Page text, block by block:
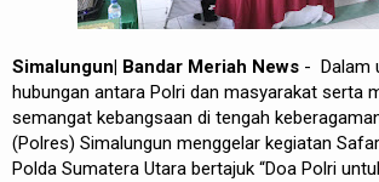
Simalungun| Bandar Meriah News - Dalam
hubungan antara Polri dan masyarakat serta
semangat kebangsaan di tengah
(Polres) Simalungun menggelar kegiatan
Polda Sumatera Utara bertajuk “Doa Polri